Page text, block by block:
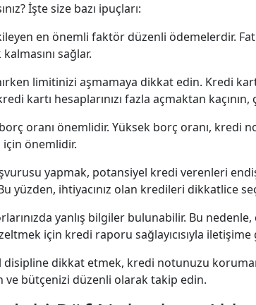
İşte size bazı ipuçları:
en önemli faktör düzenli ödemelerdir.
sağlar.
limitinizi aşmamaya dikkat edin. Kredi
kartı hesaplarınızı fazla açmaktan
borç oranı önemlidir. Yüksek borç oranı,
önemlidir.
yapmak, potansiyel kredi verenleri
ihtiyacınız olan kredileri dikkatlice
yanlış bilgiler bulunabilir. Bu
için kredi raporu sağlayıcısıyla iletişime
dikkat etmek, kredi notunuzu
bütçenizi düzenli olarak takip edin.